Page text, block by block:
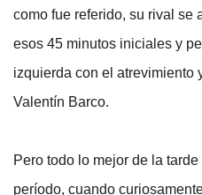
como fue referido, su rival se
esos 45 minutos iniciales y
izquierda con el atrevimiento
Valentín Barco.
Pero todo lo mejor de la
período, cuando